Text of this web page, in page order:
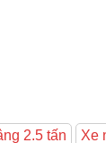
2.5 tấn Xe